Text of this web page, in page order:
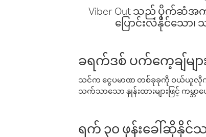
Viber Out သည် ပိုက်ဆံအကု
ပြောင်းလဲနိုင်သော
ခရက်ဒစ် ပက်ကေ့ချ်မျာ
သင်က ငွေပမာဏ တစ်ခုခုကို ဝယ်ယူလိုက်
သက်သာသော နှုန်းထားများဖြင့် ကမ္
ရက် ၃၀ ဖုန်းခေါ်ဆိုနိုင်